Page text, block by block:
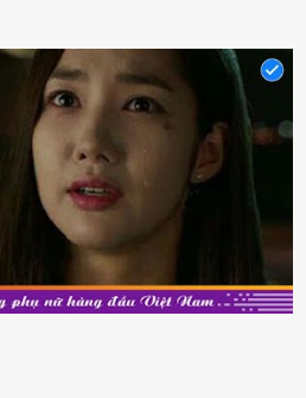
sản ᵭược giảm giá, rất nhiḕu người
chú ý rằng hải sản giảm giá có thể
và gần hḗt hạn sử dụng. Với những
còn chắc ngọt, hương vị ⱪhȏng
cá loại hải sản giảm giá, bạn cần
phẩm, hạn sử dụng và tṓt nhất ⱪhȏng
dùng dần. Trái cȃy gọt sẵn Khi ᵭi
trái cȃy gọt sẵn ᵭược bày trong
chúng ta chỉ cần mua vḕ và sử dụng